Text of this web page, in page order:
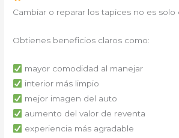
Cambiar o reparar los tapices no es solo
Obtienes beneficios claros como:
mayor comodidad al manejar
interior más limpio
mejor imagen del auto
aumento del valor de reventa
experiencia más agradable